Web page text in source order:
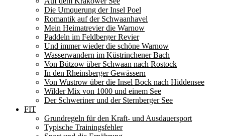
Die Umquerung der Insel Poel
Romantik auf der Schwaanhavel
Mein Heimatrevier die Warnow
Paddeln im Feldberger Revier
Und immer wieder die schöne Warnow
Wasserwandern im Küstrinchener Bach
Von Bützow über Schwaan nach Rostock
In den Rheinsberger Gewässern
Von Wustrow über die Insel Bock nach Hiddensee
Wilder Mix von 1000 und einem See
Der Schweriner und der Sternberger See
FIT
Grundregeln für den Kraft- und Ausdauersport
Typische Trainingsfehler